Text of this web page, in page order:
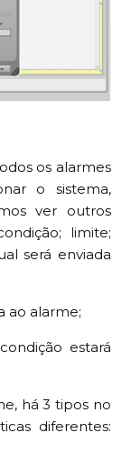
os alarmes
o sistema,
ver outros
limite;
será enviada
ao alarme;
estará
há 3 tipos no
diferentes: